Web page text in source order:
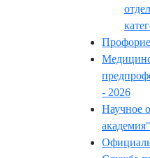
- 2026
Научное
академия"